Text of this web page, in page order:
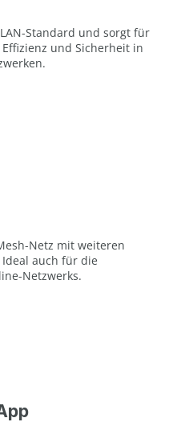
Standard und sorgt für
und Sicherheit in
Netz mit weiteren
Ideal auch für die
Netzwerks.